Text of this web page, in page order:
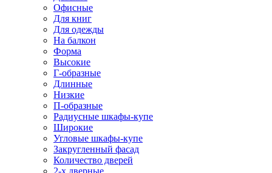
Офисные
Для книг
Для одежды
На балкон
Форма
Высокие
Г-образные
Длинные
Низкие
П-образные
Радиусные шкафы-купе
Широкие
Угловые шкафы-купе
Закругленный фасад
Количество дверей
2-х дверные